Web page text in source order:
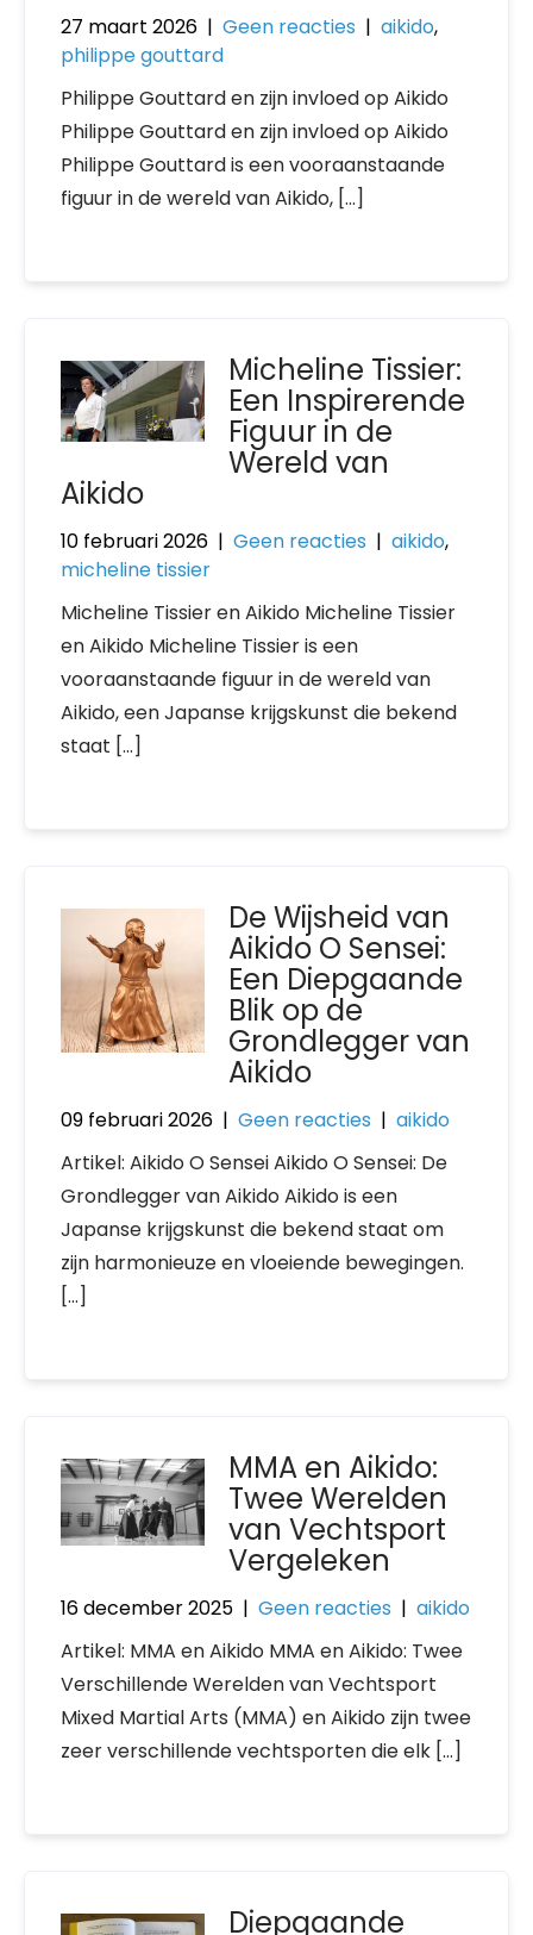
27 maart 2026 | Geen reacties | aikido,
philippe gouttard
Philippe Gouttard en zijn invloed op Aikido
Philippe Gouttard en zijn invloed op Aikido
Philippe Gouttard is een vooraanstaande
figuur in de wereld van Aikido, […]
Micheline Tissier:
Een Inspirerende
Figuur in de
Wereld van
Aikido
10 februari 2026 | Geen reacties | aikido,
micheline tissier
Micheline Tissier en Aikido Micheline Tissier
en Aikido Micheline Tissier is een
vooraanstaande figuur in de wereld van
Aikido, een Japanse krijgskunst die bekend
staat […]
De Wijsheid van
Aikido O Sensei:
Een Diepgaande
Blik op de
Grondlegger van
Aikido
09 februari 2026 | Geen reacties | aikido
Artikel: Aikido O Sensei Aikido O Sensei: De
Grondlegger van Aikido Aikido is een
Japanse krijgskunst die bekend staat om
zijn harmonieuze en vloeiende bewegingen.
[…]
MMA en Aikido:
Twee Werelden
van Vechtsport
Vergeleken
16 december 2025 | Geen reacties | aikido
Artikel: MMA en Aikido MMA en Aikido: Twee
Verschillende Werelden van Vechtsport
Mixed Martial Arts (MMA) en Aikido zijn twee
zeer verschillende vechtsporten die elk […]
Diepgaande